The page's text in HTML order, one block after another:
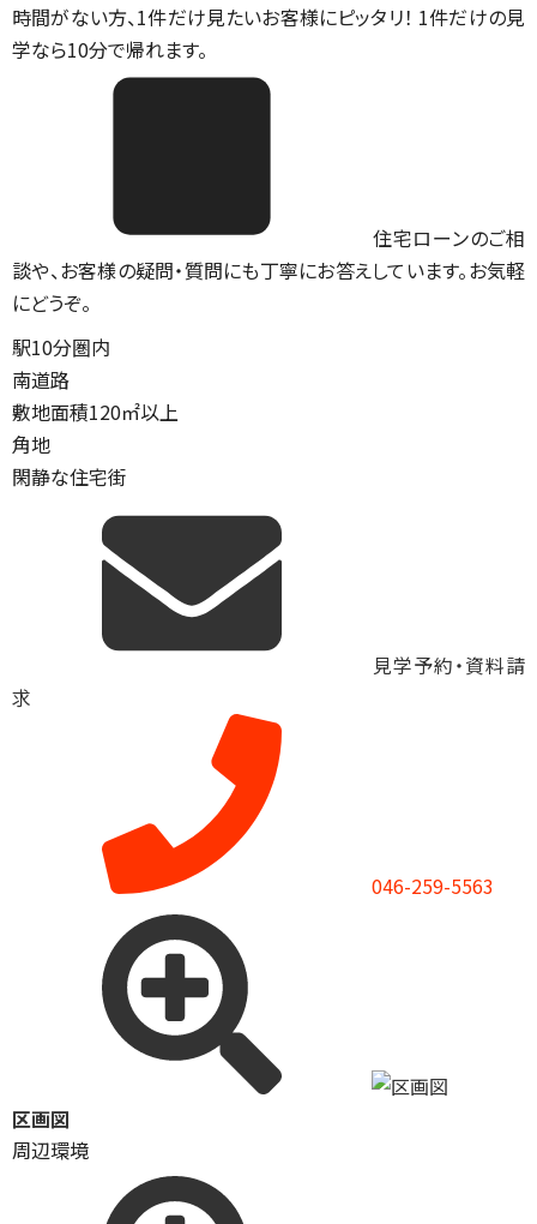
時間がない方、1件だけ見たいお客様にピッタリ！ 1件だけの見
学なら10分で帰れます。
住宅ローンのご相
談や、お客様の疑問・質問にも丁寧にお答えしています。お気軽
にどうぞ。
駅10分圏内
南道路
敷地面積120㎡以上
角地
閑静な住宅街
見学予約・資料請
求
046-259-5563
区画図
周辺環境